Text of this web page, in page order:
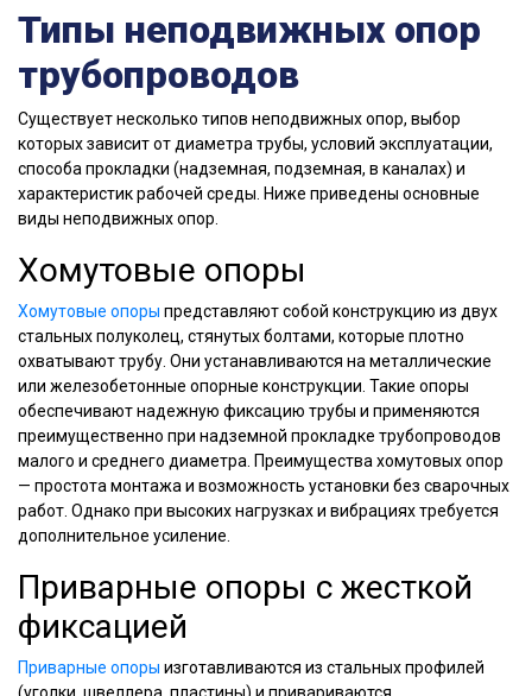
Типы неподвижных опор
трубопроводов
Существует несколько типов неподвижных опор, выбор
которых зависит от диаметра трубы, условий эксплуатации,
способа прокладки (надземная, подземная, в каналах) и
характеристик рабочей среды. Ниже приведены основные
виды неподвижных опор.
Хомутовые опоры
Хомутовые опоры представляют собой конструкцию из двух
стальных полуколец, стянутых болтами, которые плотно
охватывают трубу. Они устанавливаются на металлические
или железобетонные опорные конструкции. Такие опоры
обеспечивают надежную фиксацию трубы и применяются
преимущественно при надземной прокладке трубопроводов
малого и среднего диаметра. Преимущества хомутовых опор
— простота монтажа и возможность установки без сварочных
работ. Однако при высоких нагрузках и вибрациях требуется
дополнительное усиление.
Приварные опоры с жесткой
фиксацией
Приварные опоры изготавливаются из стальных профилей